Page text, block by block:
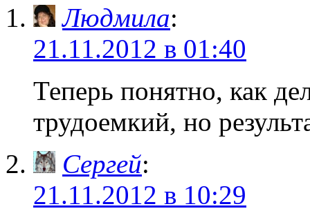
Людмила:
21.11.2012 в 01:40
Теперь понятно, как
трудоемкий, но
Сергей:
21.11.2012 в 10:29